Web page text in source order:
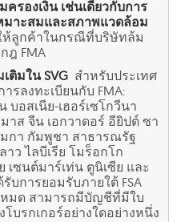
รองเงิน เช่นเดียวกับการ
าะสมและสภาพแวดล้อม
ห้ลูกค้าในกรณีที่บริษัทล้ม
ฎ FMA
ติมใน SVG สำหรับประเทศ
รลงทะเบียนกับ FMA:
บอสเนีย-เฮอร์เซโกวีนา
าส จีน เอกวาดอร์ อียิปต์ ซา
กา กัมพูชา สาธารณรัฐ
ว ไลบีเรีย โมร็อกโก
เซนต์มาร์เท่น ตูนิเซีย และ
บการยอมรับภายใต้ FSA
มด สามารถมีบัญชีที่มีใบ
รกเกอร์อย่างใดอย่างหนึ่ง